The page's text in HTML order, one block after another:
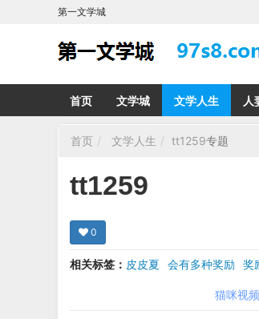
第一文学城
首页 文学城 文学人生 人
首页 文学人生 tt1259专题
tt1259
0
相关标签： 皮皮夏 会有多种奖励 奖
猫咪视频